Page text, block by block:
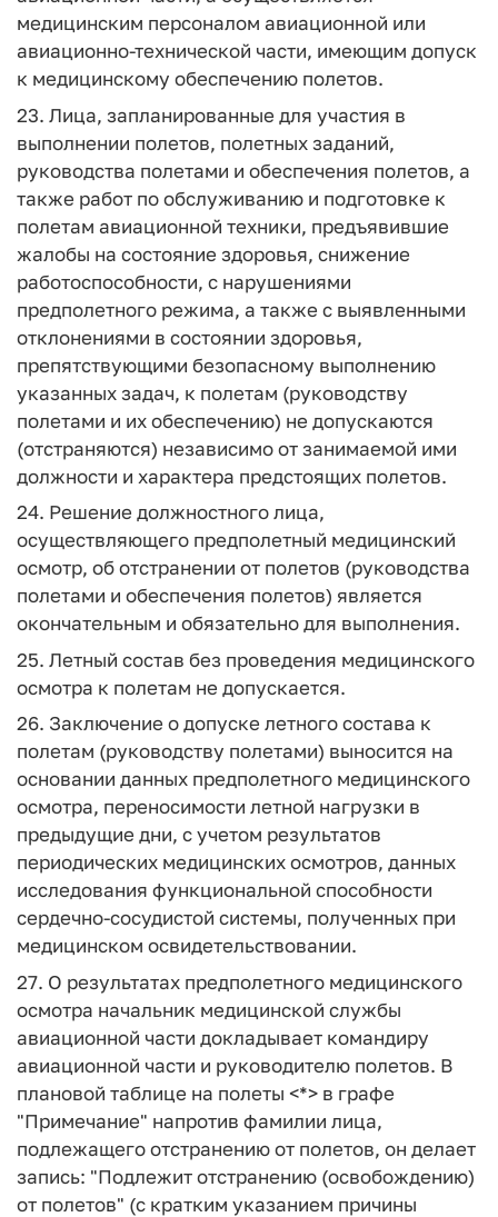
медицинским персоналом авиационной или
авиационно-технической части, имеющим допуск
к медицинскому обеспечению полетов.
23. Лица, запланированные для участия в
выполнении полетов, полетных заданий,
руководства полетами и обеспечения полетов, а
также работ по обслуживанию и подготовке к
полетам авиационной техники, предъявившие
жалобы на состояние здоровья, снижение
работоспособности, с нарушениями
предполетного режима, а также с выявленными
отклонениями в состоянии здоровья,
препятствующими безопасному выполнению
указанных задач, к полетам (руководству
полетами и их обеспечению) не допускаются
(отстраняются) независимо от занимаемой ими
должности и характера предстоящих полетов.
24. Решение должностного лица,
осуществляющего предполетный медицинский
осмотр, об отстранении от полетов (руководства
полетами и обеспечения полетов) является
окончательным и обязательно для выполнения.
25. Летный состав без проведения медицинского
осмотра к полетам не допускается.
26. Заключение о допуске летного состава к
полетам (руководству полетами) выносится на
основании данных предполетного медицинского
осмотра, переносимости летной нагрузки в
предыдущие дни, с учетом результатов
периодических медицинских осмотров, данных
исследования функциональной способности
сердечно-сосудистой системы, полученных при
медицинском освидетельствовании.
27. О результатах предполетного медицинского
осмотра начальник медицинской службы
авиационной части докладывает командиру
авиационной части и руководителю полетов. В
плановой таблице на полеты <*> в графе
"Примечание" напротив фамилии лица,
подлежащего отстранению от полетов, он делает
запись: "Подлежит отстранению (освобождению)
от полетов" (с кратким указанием причины